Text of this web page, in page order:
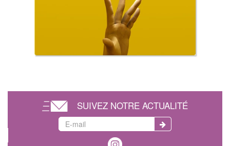
SUIVEZ NOTRE ACTUALITÉ